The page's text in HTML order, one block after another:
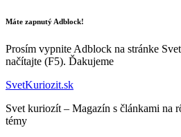
Máte zapnutý Adblock!
Prosím vypnite Adblock na stránke
načítajte (F5). Ďakujeme
SvetKuriozit.sk
Svet kuriozít – Magazín s článkami na
témy